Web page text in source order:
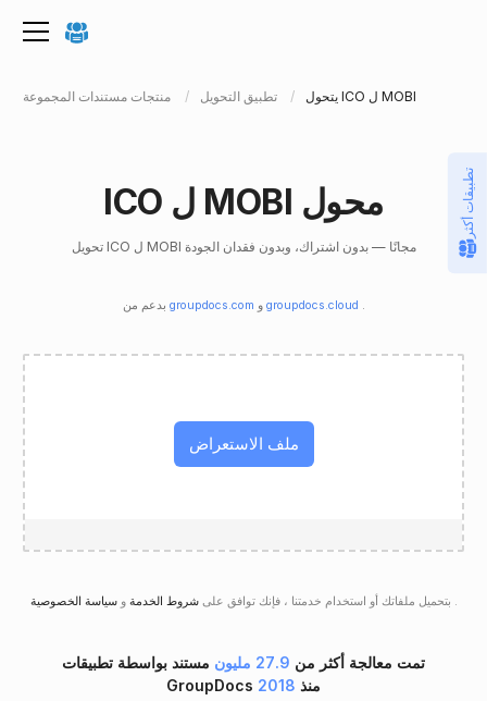
منتجات مستندات المجموعة تطبيق التحويل يتحول ICO ل MOBI
ICO ل MOBI محول
تحويل ICO ل MOBI مجانًا — بدون اشتراك، وبدون فقدان الجودة
groupdocs.com و groupdocs.cloud .
ملف الاستعراض
بتحميل ملفاتك أو استخدام خدمتنا ، فإنك توافق علىشروط الخدمةو .
تمت معالجة أكثر من 27.9 مليون
مستند بواسطة تطبيقات
GroupDocs منذ 2018
تطبيقات أكثر